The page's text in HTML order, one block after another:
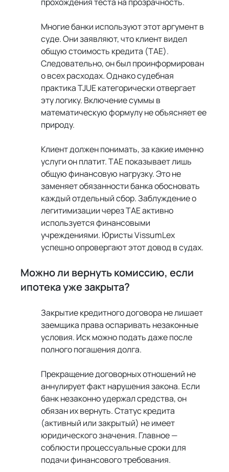
Многие банки используют этот аргумент в
суде. Они заявляют, что клиент видел
общую стоимость кредита (TAE).
Следовательно, он был проинформирован
о всех расходах. Однако судебная
практика TJUE категорически отвергает
эту логику. Включение суммы в
математическую формулу не объясняет ее
природу.
Клиент должен понимать, за какие именно
услуги он платит. TAE показывает лишь
общую финансовую нагрузку. Это не
заменяет обязанности банка обосновать
каждый отдельный сбор. Заблуждение о
легитимизации через TAE активно
используется финансовыми
учреждениями. Юристы VissumLex
успешно опровергают этот довод в судах.
Можно ли вернуть комиссию, если
ипотека уже закрыта?
Закрытие кредитного договора не лишает
заемщика права оспаривать незаконные
условия. Иск можно подать даже после
полного погашения долга.
Прекращение договорных отношений не
аннулирует факт нарушения закона. Если
банк незаконно удержал средства, он
обязан их вернуть. Статус кредита
(активный или закрытый) не имеет
юридического значения. Главное —
соблюсти процессуальные сроки для
подачи финансового требования.